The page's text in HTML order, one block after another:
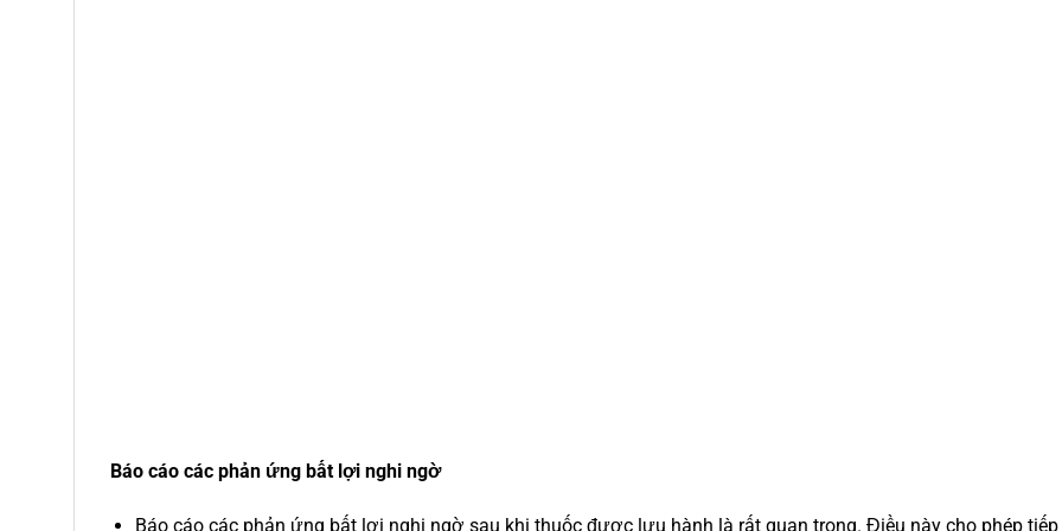
Báo cáo các phản ứng bất lợi nghi ngờ
Báo cáo các phản ứng bất lợi nghi ngờ sau khi thuốc được lưu hành là rất quan trọng. Điều này cho phép